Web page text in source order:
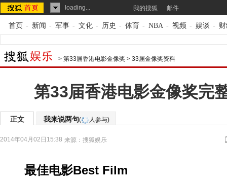
loading... 我的搜狐 邮件
首页 - 新闻 - 军事 - 文化 - 历史 - 体育 - NBA - 视频 - 娱谈 -
> 第33届香港电影金像奖 > 33届金像奖资料
第33届香港电影金像奖完
正文 我来说两句( 人参与)
2014年04月02日15:38 来源： 搜狐娱乐
最佳电影Best Film